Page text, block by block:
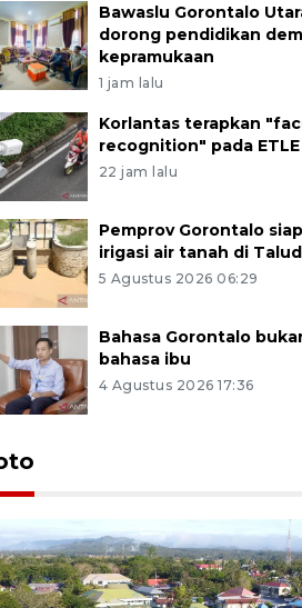
Bawaslu Gorontalo
dorong pendidikan
kepramukaan
1 jam lalu
Korlantas terapkan
recognition" pada ETLE
22 jam lalu
Pemprov Gorontalo
irigasi air tanah di
5 Agustus 2026 06:29
Bahasa Gorontalo
bahasa ibu
4 Agustus 2026 17:36